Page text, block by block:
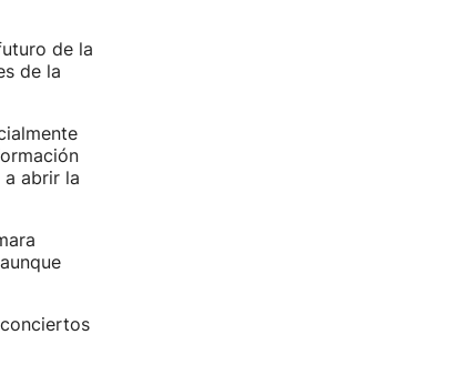
de la
de la
abrir la